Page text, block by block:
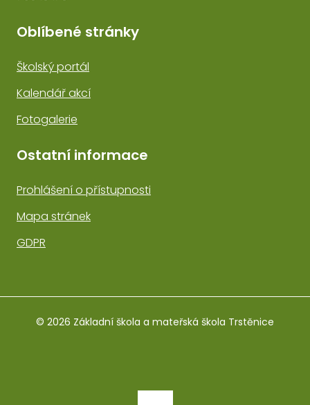
Oblíbené stránky
Školský portál
Kalendář akcí
Fotogalerie
Ostatní informace
Prohlášení o přístupnosti
Mapa stránek
GDPR
© 2026 Základní škola a mateřská škola Trstěnice